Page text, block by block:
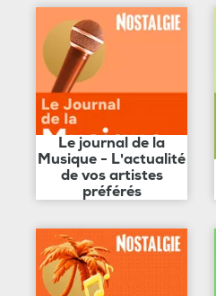
Le journal de la
Musique - L'actualité
de vos artistes
préférés